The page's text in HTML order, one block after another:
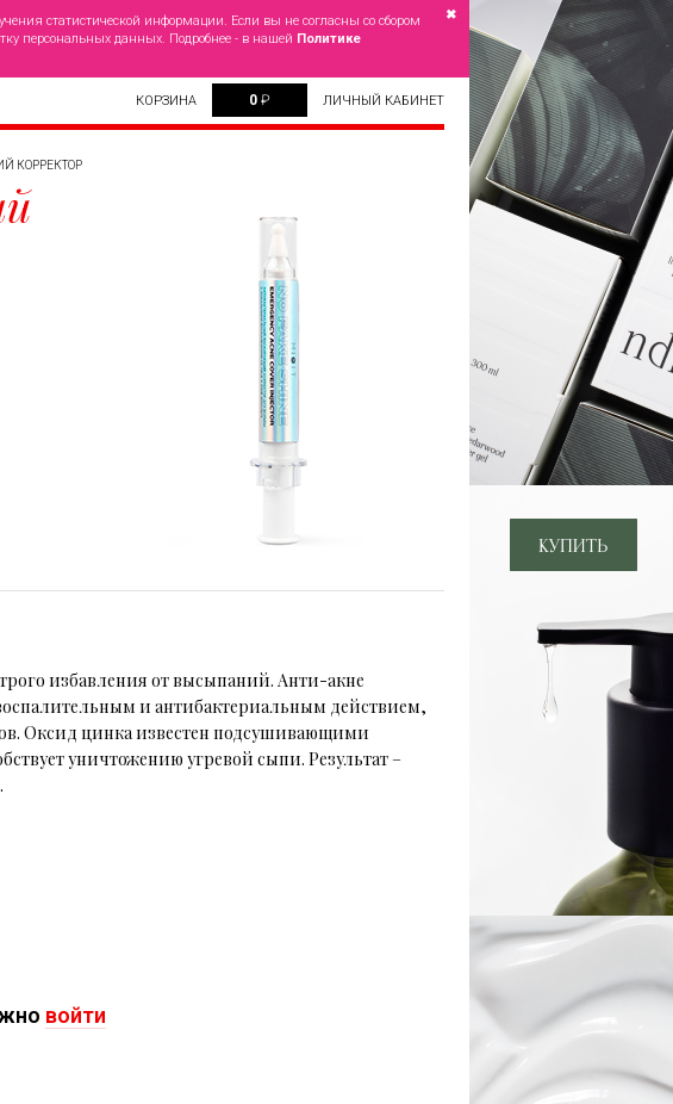
статистической информации. Если вы не согласны со сбором
персональных данных. Подробнее - в нашей Политике
✖
КОРЗИНА 0 ₽ ЛИЧНЫЙ КАБИНЕТ
КОРРЕКТОР
избавления от высыпаний. Анти-акне
и антибактериальным действием,
Оксид цинка известен подсушивающими
уничтожению угревой сыпи. Результат –
войти